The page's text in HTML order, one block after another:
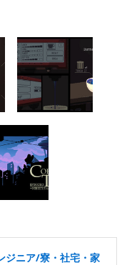
ジニア/寮・社宅・家